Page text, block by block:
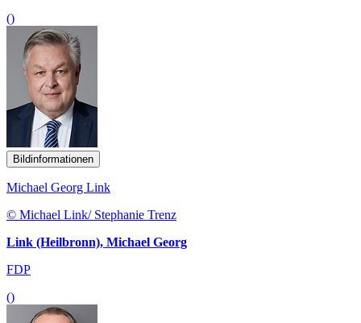
()
Bildinformationen
Michael Georg Link
© Michael Link/ Stephanie Trenz
Link (Heilbronn), Michael Georg
FDP
()